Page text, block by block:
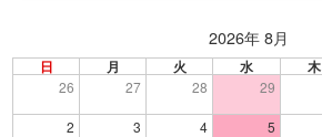
2026年 8月
日 月 火 水 木
26 27 28 29
2 3 4 5